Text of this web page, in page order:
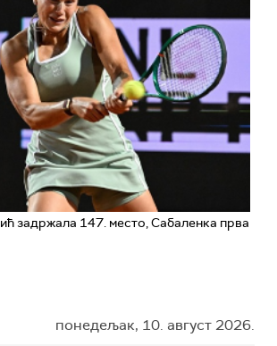
задржала 147. место, Сабаленка прва
понедељак, 10. август 2026.